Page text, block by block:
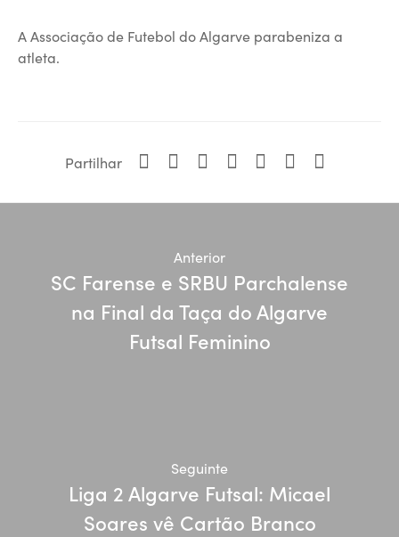
A Associação de Futebol do Algarve parabeniza a
atleta.
Partilhar
Anterior
SC Farense e SRBU Parchalense
na Final da Taça do Algarve
Futsal Feminino
Seguinte
Liga 2 Algarve Futsal: Micael
Soares vê Cartão Branco